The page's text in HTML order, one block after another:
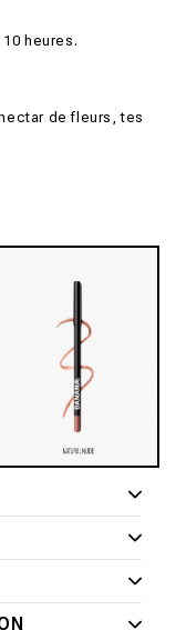
heures.
de fleurs, tes